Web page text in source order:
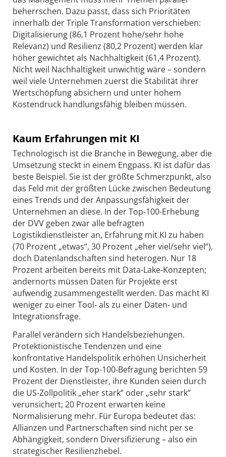
beherrschen. Dazu passt, dass sich Prioritäten
innerhalb der Triple Transformation verschieben:
Digitalisierung (86,1 Prozent hohe/sehr hohe
Relevanz) und Resilienz (80,2 Prozent) werden klar
höher gewichtet als Nachhaltigkeit (61,4 Prozent).
Nicht weil Nachhaltigkeit unwichtig wäre – sondern
weil viele Unternehmen zuerst die Stabilität ihrer
Wertschöpfung absichern und unter hohem
Kostendruck handlungsfähig bleiben müssen.
Kaum Erfahrungen mit KI
Technologisch ist die Branche in Bewegung, aber die
Umsetzung steckt in einem Engpass. KI ist dafür das
beste Beispiel. Sie ist der größte Schmerzpunkt, also
das Feld mit der größten Lücke zwischen Bedeutung
eines Trends und der Anpassungsfähigkeit der
Unternehmen an diese. In der Top-100-Erhebung
der DVV geben zwar alle befragten
Logistikdienstleister an, Erfahrung mit KI zu haben
(70 Prozent „etwas“, 30 Prozent „eher viel/sehr viel“),
doch Datenlandschaften sind heterogen. Nur 18
Prozent arbeiten bereits mit Data-Lake-Konzepten;
andernorts müssen Daten für Projekte erst
aufwendig zusammengestellt werden. Das macht KI
weniger zu einer Tool- als zu einer Daten- und
Integrationsfrage.
Parallel verändern sich Handelsbeziehungen.
Protektionistische Tendenzen und eine
konfrontative Handelspolitik erhöhen Unsicherheit
und Kosten. In der Top-100-Befragung berichten 59
Prozent der Dienstleister, ihre Kunden seien durch
die US-Zollpolitik „eher stark“ oder „sehr stark“
verunsichert; 20 Prozent erwarten keine
Normalisierung mehr. Für Europa bedeutet das:
Allianzen und Partnerschaften sind nicht per se
Abhängigkeit, sondern Diversifizierung – also ein
strategischer Resilienzhebel.